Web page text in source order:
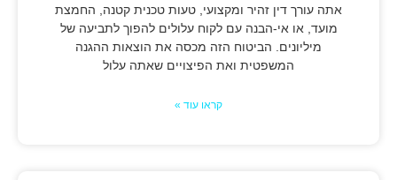
אתה עורך דין זהיר ומקצועי, טעות טכנית קטנה, החמצת
מועד, או אי-הבנה עם לקוח עלולים להפוך לתביעה של
מיליונים. הביטוח הזה מכסה את הוצאות ההגנה
המשפטית ואת הפיצויים שאתה עלול
קראו עוד »